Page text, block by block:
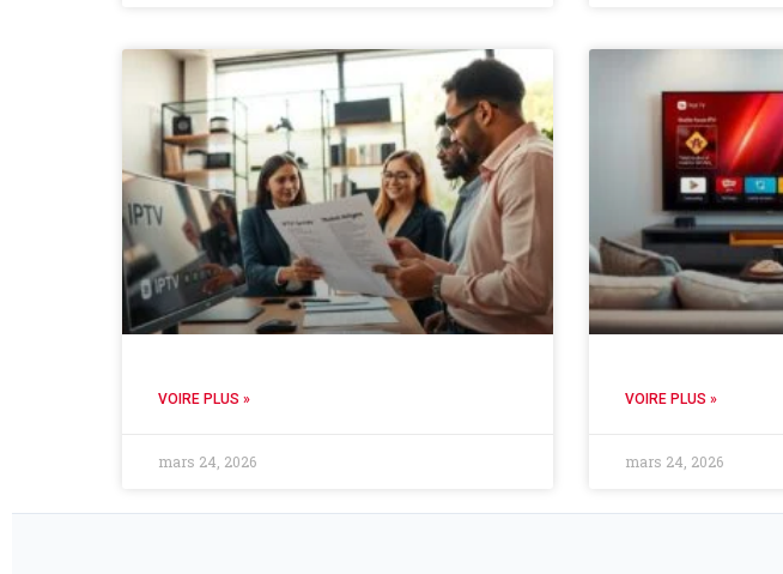
VOIRE PLUS »
mars 24, 2026
VOIRE PLUS »
mars 24, 2026